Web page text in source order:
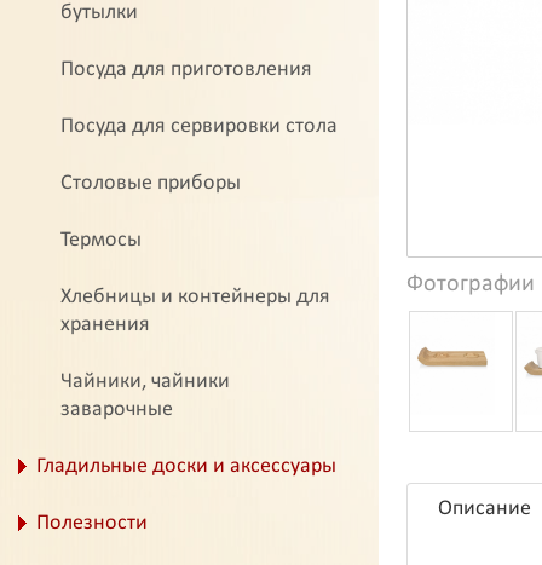
бутылки
Посуда для приготовления
Посуда для сервировки стола
Столовые приборы
Термосы
Хлебницы и контейнеры для
хранения
Чайники, чайники
заварочные
Гладильные доски и аксессуары
Полезности
Фотографии
Описание